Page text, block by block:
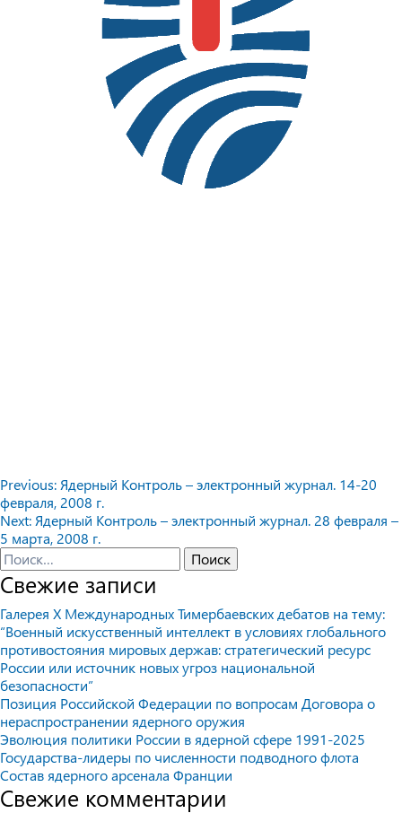
Навигация
по
записям
Previous: Ядерный Контроль – электронный журнал. 14-20
февраля, 2008 г.
Next: Ядерный Контроль – электронный журнал. 28 февраля –
5 марта, 2008 г.
Найти:
Свежие записи
Галерея X Международных Тимербаевских дебатов на тему:
“Военный искусственный интеллект в условиях глобального
противостояния мировых держав: стратегический ресурс
России или источник новых угроз национальной
безопасности”
Позиция Российской Федерации по вопросам Договора о
нераспространении ядерного оружия
Эволюция политики России в ядерной сфере 1991-2025
Государства-лидеры по численности подводного флота
Состав ядерного арсенала Франции
Свежие комментарии